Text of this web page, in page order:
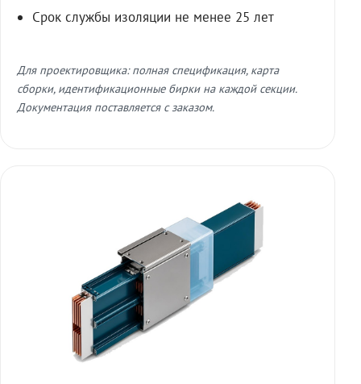
Срок службы изоляции не менее 25 лет
Для проектировщика: полная спецификация, карта
сборки, идентификационные бирки на каждой секции.
Документация поставляется с заказом.